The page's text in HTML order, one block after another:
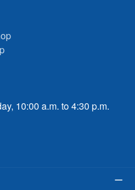
10:00 a.m. to 4:30 p.m.